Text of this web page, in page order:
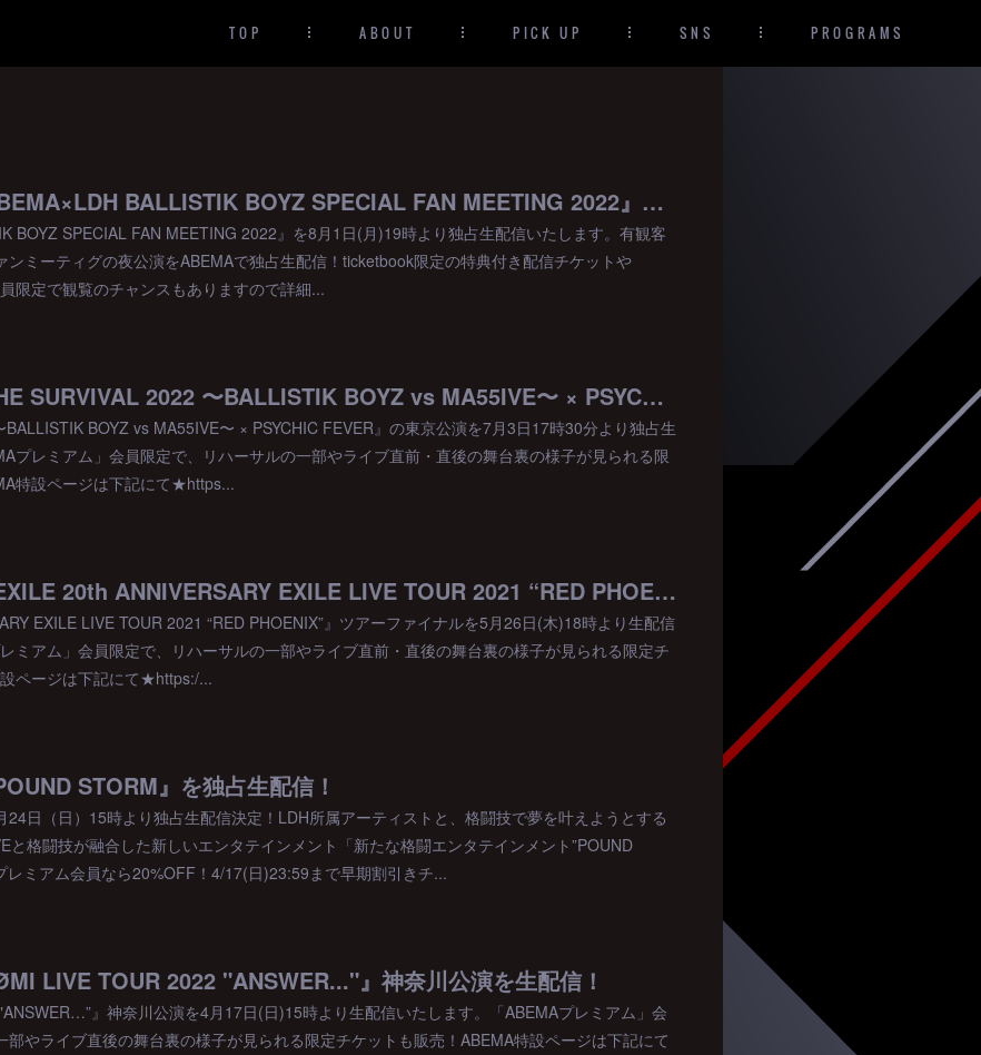
TOP ABOUT PICK UP SNS PROGRAMS
【2022/8/1(月)】『ABEMA×LDH BALLISTIK BOYZ SPECIAL FAN MEETING 2022』を独占生配信！
BOYZ SPECIAL FAN MEETING 2022』を8月1日(月)19時より独占生配信いたします。有観客
ンミーティグの夜公演をABEMAで独占生配信！ticketbook限定の特典付き配信チケットや
限定で観覧のチャンスもありますので詳細...
【2022/7/3(日)】『THE SURVIVAL 2022 〜BALLISTIK BOYZ vs MA55IVE〜 × PSYCHIC FEVER』東京公演を生配信！
BALLISTIK BOYZ vs MA55IVE〜 × PSYCHIC FEVER』の東京公演を7月3日17時30分より独占生
プレミアム」会員限定で、リハーサルの一部やライブ直前・直後の舞台裏の様子が見られる限
特設ページは下記にて★https...
【2022/5/26(木)】『EXILE 20th ANNIVERSARY EXILE LIVE TOUR 2021 “RED PHOENIX”』ツアーファイナルを生配信！
EXILE LIVE TOUR 2021 “RED PHOENIX”』ツアーファイナルを5月26日(木)18時より生配信
ミアム」会員限定で、リハーサルの一部やライブ直前・直後の舞台裏の様子が見られる限定チ
ページは下記にて★https:/...
STORM』を独占生配信！
24日（日）15時より独占生配信決定！LDH所属アーティストと、格闘技で夢を叶えようとする
と格闘技が融合した新しいエンタテインメント「新たな格闘エンタテインメント”POUND
レミアム会員なら20%OFF！4/17(日)23:59まで早期割引きチ...
LIVE TOUR 2022 "ANSWER..."』神奈川公演を生配信！
』神奈川公演を4月17日(日)15時より生配信いたします。「ABEMAプレミアム」会
部やライブ直後の舞台裏の様子が見られる限定チケットも販売！ABEMA特設ページは下記にて